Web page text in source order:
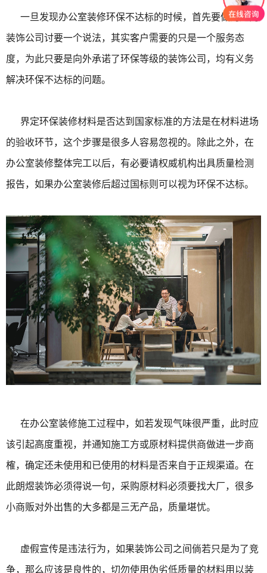
一旦发现办公室装修环保不达标的时候，首先要做的是向
装饰公司讨要一个说法，其实客户需要的只是一个服务态
度，为此只要是向外承诺了环保等级的装饰公司，均有义务
解决环保不达标的问题。
界定环保装修材料是否达到国家标准的方法是在材料进场
的验收环节，这个步骤是很多人容易忽视的。除此之外，在
办公室装修整体完工以后，有必要请权威机构出具质量检测
报告，如果办公室装修后超过国标则可以视为环保不达标。
在办公室装修施工过程中，如若发现气味很严重，此时应
该引起高度重视，并通知施工方或原材料提供商做进一步商
榷，确定还未使用和已使用的材料是否来自于正规渠道。在
此朗煜装饰必须得说一句，采购原材料必须要找大厂，很多
小商贩对外出售的大多都是三无产品，质量堪忧。
虚假宣传是违法行为，如果装饰公司之间倘若只是为了竞
争，那么应该是良性的，切勿使用伪劣低质量的材料用以装